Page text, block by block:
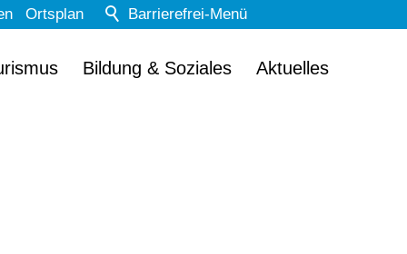
Barrierefrei-Menü
Schrift
Ortsplan
Bildung & Soziales Aktuelles